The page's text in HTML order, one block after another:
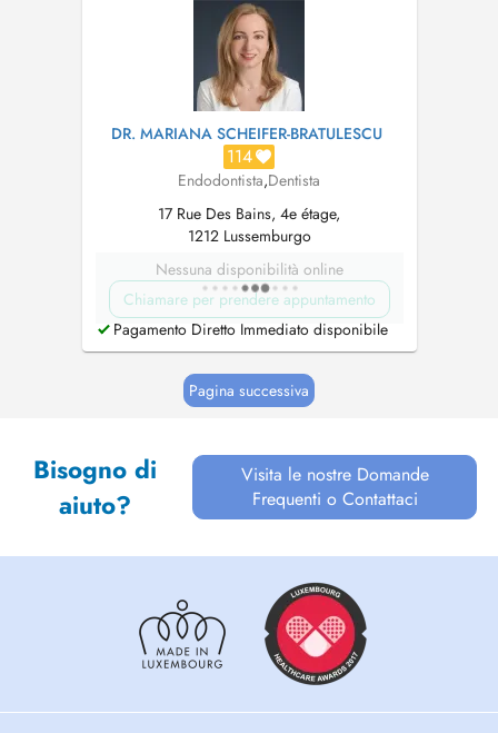
DR. MARIANA SCHEIFER-BRATULESCU
114
Endodontista,Dentista
17 Rue Des Bains, 4e étage,
1212 Lussemburgo
Nessuna disponibilità online
Chiamare per prendere appuntamento
Pagamento Diretto Immediato disponibile
Pagina successiva
Bisogno di
aiuto?
Visita le nostre Domande
Frequenti o Contattaci